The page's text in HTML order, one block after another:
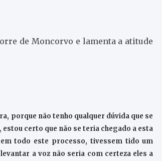
de Moncorvo e lamenta a atitude
porque não tenho qualquer dúvida que se
certo que não se teria chegado a esta
todo este processo, tivessem tido um
a voz não seria com certeza eles a